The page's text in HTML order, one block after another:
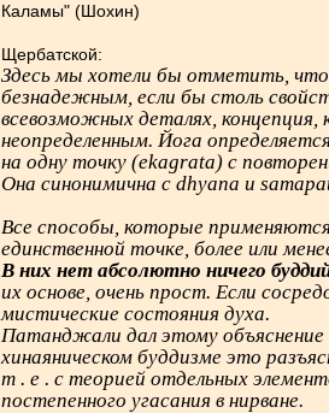
Каламы" (Шохин)
Щербатской:
Здесь мы хотели бы отметить,
безнадежным, если бы столь
всевозможных деталях,
неопределенным. Йога
на одну точку (ekagrata) с
Она синонимична с dhyana и
Все способы, которые
единственной точке, более или
В них нет абсолютно ничего
их основе, очень прост. Если
мистические состояния духа.
Патанджали дал этому
хинаяническом буддизме это
т . е . с теорией отдельных
постепенного угасания в нирване.